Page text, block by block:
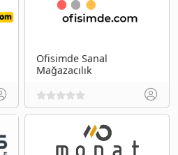
Ofisimde Sanal
Mağazacılık